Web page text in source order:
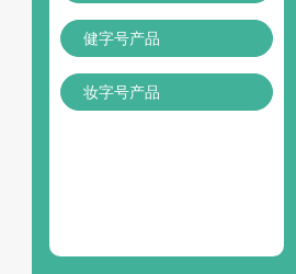
健字号产品
妆字号产品